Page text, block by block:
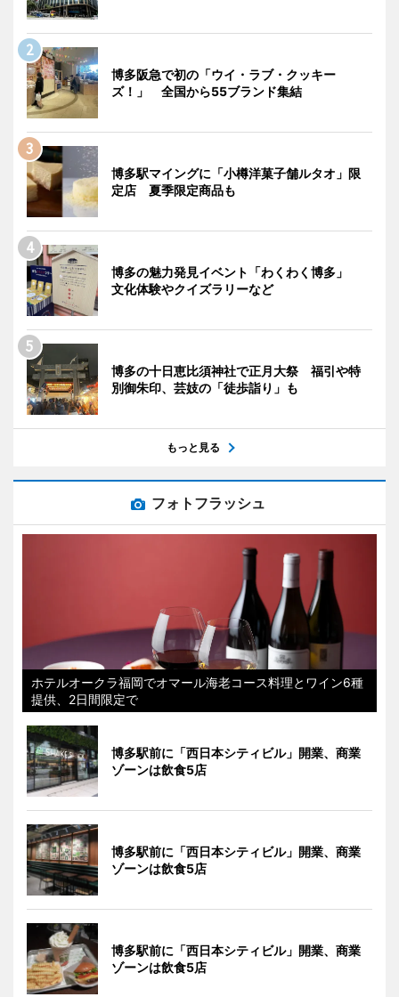
博多阪急で初の「ウイ・ラブ・クッキー
ズ！」 全国から55ブランド集結
博多駅マイングに「小樽洋菓子舗ルタオ」限
定店 夏季限定商品も
博多の魅力発見イベント「わくわく博多」
文化体験やクイズラリーなど
博多の十日恵比須神社で正月大祭 福引や特
別御朱印、芸妓の「徒歩詣り」も
もっと見る
フォトフラッシュ
ホテルオークラ福岡でオマール海老コース料理とワイン6種
提供、2日間限定で
博多駅前に「西日本シティビル」開業、商業
ゾーンは飲食5店
博多駅前に「西日本シティビル」開業、商業
ゾーンは飲食5店
博多駅前に「西日本シティビル」開業、商業
ゾーンは飲食5店